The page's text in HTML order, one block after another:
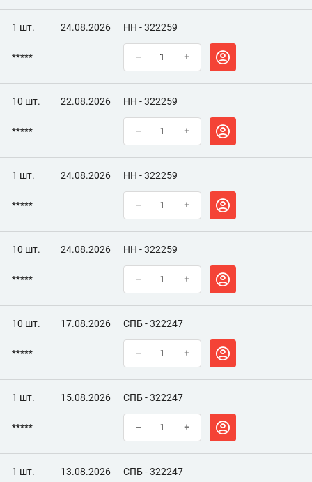
1 шт. 24.08.2026 НН - 322259
***** – +
10 шт. 22.08.2026 НН - 322259
***** – +
1 шт. 24.08.2026 НН - 322259
***** – +
10 шт. 24.08.2026 НН - 322259
***** – +
10 шт. 17.08.2026 СПБ - 322247
***** – +
1 шт. 15.08.2026 СПБ - 322247
***** – +
1 шт. 13.08.2026 СПБ - 322247